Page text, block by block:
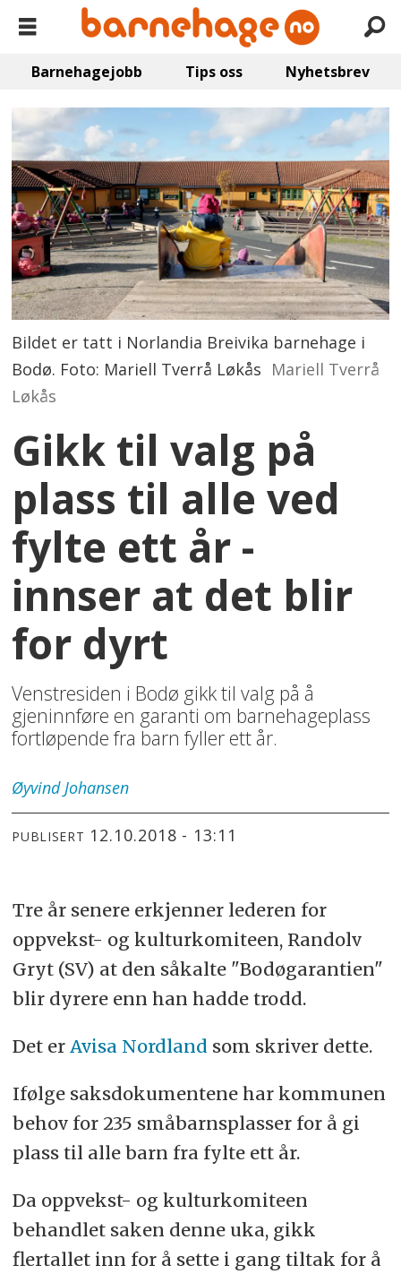
Barnehagejobb Tips oss Nyhetsbrev
Bildet er tatt i Norlandia Breivika barnehage i
Bodø. Foto: Mariell Tverrå Løkås Mariell Tverrå
Løkås
Gikk til valg på
plass til alle ved
fylte ett år -
innser at det blir
for dyrt
Venstresiden i Bodø gikk til valg på å
gjeninnføre en garanti om barnehageplass
fortløpende fra barn fyller ett år.
Øyvind Johansen
PUBLISERT 12.10.2018 - 13:11
Tre år senere erkjenner lederen for
oppvekst- og kulturkomiteen, Randolv
Gryt (SV) at den såkalte "Bodøgarantien"
blir dyrere enn han hadde trodd.
Det er Avisa Nordland som skriver dette.
Ifølge saksdokumentene har kommunen
behov for 235 småbarnsplasser for å gi
plass til alle barn fra fylte ett år.
Da oppvekst- og kulturkomiteen
behandlet saken denne uka, gikk
flertallet inn for å sette i gang tiltak for å